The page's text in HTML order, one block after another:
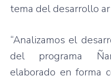
tema deldesarrollo
“Analizamos el
del programa
elaborado en forma